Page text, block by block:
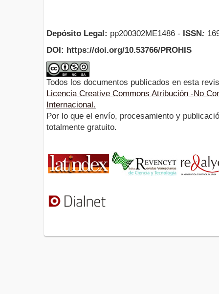
Depósito Legal: pp200302ME1486 - ISSN:
DOI: https://doi.org/10.53766/PROHIS
Todos los documentos publicados en esta
Licencia Creative Commons Atribución -No
Internacional.
Por lo que el envío, procesamiento y
totalmente gratuito.